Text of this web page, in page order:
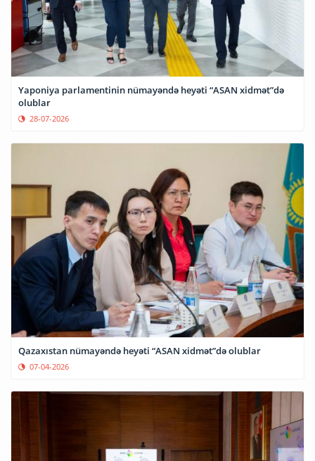
Yaponiya parlamentinin nümayəndə heyəti “ASAN xidmət”də
olublar
28-07-2026
Qazaxıstan nümayəndə heyəti “ASAN xidmət”də olublar
07-04-2026